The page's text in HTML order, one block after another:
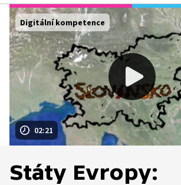
02:21
Digitální kompetence
Státy Evropy: